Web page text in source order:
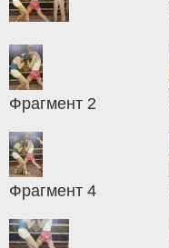
Фрагмент 2
Фрагмент 4